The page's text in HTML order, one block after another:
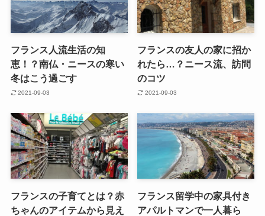
フランス人流生活の知
恵！？南仏・ニースの寒い
冬はこう過ごす
2021-09-03
フランスの友人の家に招か
れたら…？ニース流、訪問
のコツ
2021-09-03
フランスの子育てとは？赤
ちゃんのアイテムから見え
フランス留学中の家具付き
アパルトマンで一人暮ら